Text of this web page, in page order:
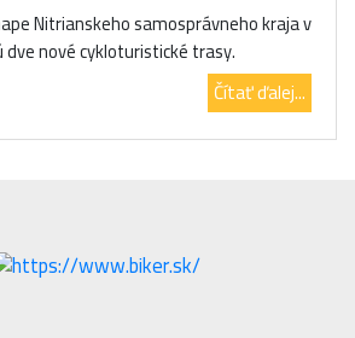
Nitrianskeho samosprávneho kraja v
nové cykloturistické trasy.
Čítať ďalej...